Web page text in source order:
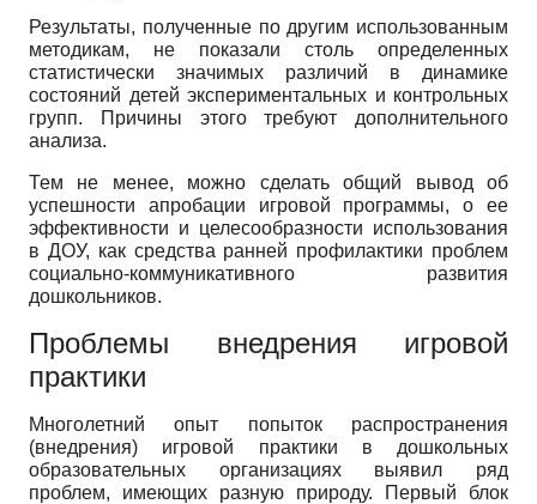
Результаты, полученные по другим использованным
методикам, не показали столь определенных
статистически значимых различий в динамике
состояний детей экспериментальных и контрольных
групп. Причины этого требуют дополнительного
анализа.
Тем не менее, можно сделать общий вывод об
успешности апробации игровой программы, о ее
эффективности и целесообразности использования
в ДОУ, как средства ранней профилактики проблем
социально-коммуникативного развития
дошкольников.
Проблемы внедрения игровой
практики
Многолетний опыт попыток распространения
(внедрения) игровой практики в дошкольных
образовательных организациях выявил ряд
проблем, имеющих разную природу. Первый блок